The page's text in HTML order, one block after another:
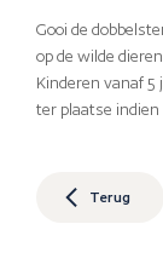
Gooi de
op de wilde
Kinderen vanaf 5
ter plaatse indien
Terug